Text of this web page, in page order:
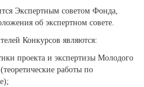
Экспертным советом Фонда,
об экспертном совете.
Конкурсов являются:
проекта и экспертизы Молодого
работы по